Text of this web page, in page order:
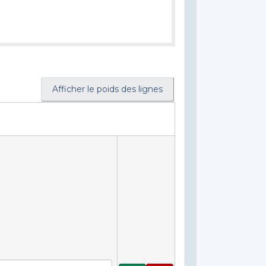
Afficher le poids des lignes